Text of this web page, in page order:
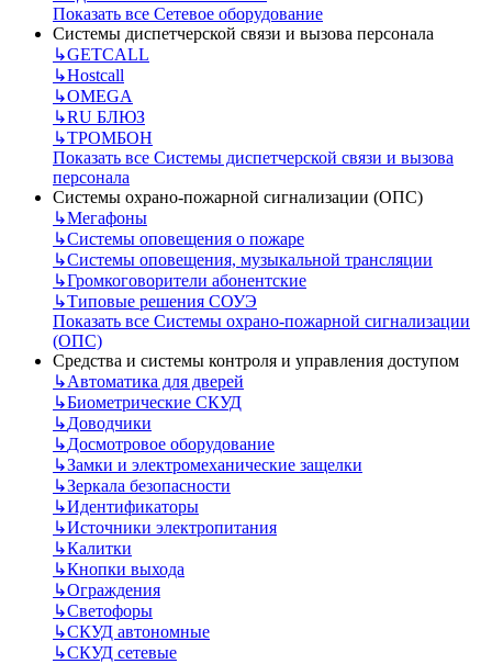
Показать все Сетевое оборудование
Системы диспетчерской связи и вызова персонала
↳GETCALL
↳Hostcall
↳OMEGA
↳RU БЛЮЗ
↳ТРОМБОН
Показать все Системы диспетчерской связи и вызова
персонала
Системы охрано-пожарной сигнализации (ОПС)
↳Мегафоны
↳Системы оповещения о пожаре
↳Системы оповещения, музыкальной трансляции
↳Громкоговорители абонентские
↳Типовые решения СОУЭ
Показать все Системы охрано-пожарной сигнализации
(ОПС)
Средства и системы контроля и управления доступом
↳Автоматика для дверей
↳Биометрические СКУД
↳Доводчики
↳Досмотровое оборудование
↳Замки и электромеханические защелки
↳Зеркала безопасности
↳Идентификаторы
↳Источники электропитания
↳Калитки
↳Кнопки выхода
↳Ограждения
↳Светофоры
↳СКУД автономные
↳СКУД сетевые